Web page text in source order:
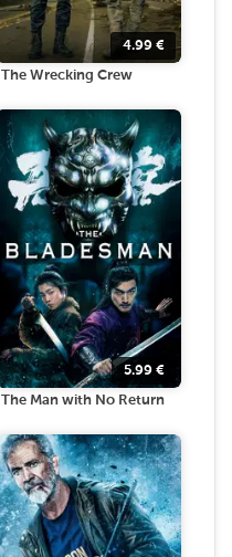
4.99 €
The Wrecking Crew
5.99 €
The Man with No Return